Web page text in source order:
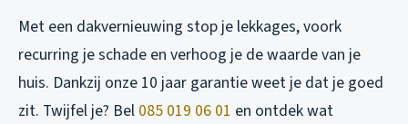
Met een dakvernieuwing stop je lekkages, voork
recurring je schade en verhoog je de waarde van je
huis. Dankzij onze 10 jaar garantie weet je dat je goed
zit. Twijfel je? Bel 085 019 06 01 en ontdek wat